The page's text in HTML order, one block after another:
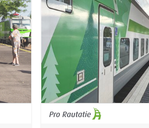
matkailuteeman esille
raidewebinaarissaan.